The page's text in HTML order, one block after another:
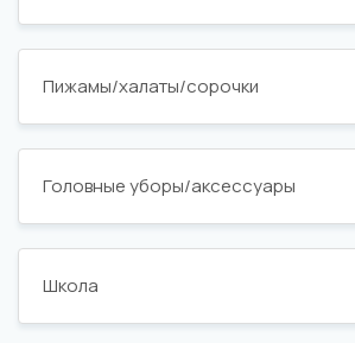
Пижамы/халаты/сорочки
Головные уборы/аксессуары
Школа